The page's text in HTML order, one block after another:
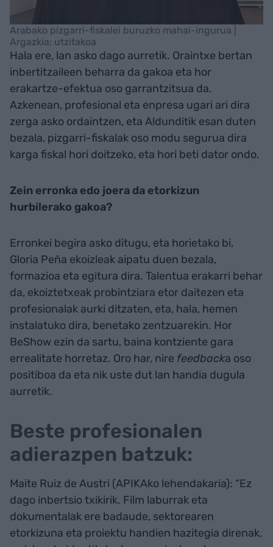
Arabako pizgarri-fiskalei buruzko mahai-ingurua |
Argazkia: utzitakoa
Hala ere, lan asko dago aurretik. Oraintxe bertan
inbertitzaileen beharra da gakoa eta hor
erakartze-efektua oso garrantzitsua da.
Azkenean, profesional eta enpresa ugari ari dira
zerga asko ordaintzen, eta Aldunditik esan duten
bezala, pizgarri-fiskalak oso modu segurua dira
karga fiskal hori doitzeko, eta hori beti dator ondo.
Zein erronka edo joera da etorkizun
hurbilerako gakoa?
Erronkei begira asko ditugu, eta horietako bi,
Gloria Peña ekoizleak aipatu duen bezala,
formazioa eta egitura dira. Talentua erakarri behar
da, ekoiztetxeak probintziara etor daitezen eta
profesionalak aurki ditzaten, eta, hala, hemen
instalatuko dira, benetako zentzuarekin. Hor
BeShow ezin da sartu, baina kontziente gara
errealitate horretaz. Oro har, nire feedbacka oso
positiboa da eta nik uste dut lan handia dugula
aurretik.
Beste profesionalen
adierazpen batzuk:
Maite Ruiz de Austri (APIKAko lehendakaria): “Ez
dago inbertsio txikirik. Film laburrak eta
dokumentalak ere badaude, sektorearen
etorkizuna eta proiektu handien hazitegia direnak,